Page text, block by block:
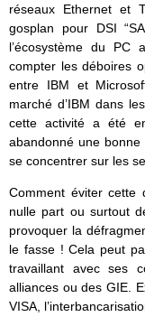
réseaux Ethernet et
gosplan pour DSI
l’écosystème du PC
compter les déboires
entre IBM et
marché d’IBM dans
cette activité a été
abandonné une
se concentrer sur les
Comment éviter cette
nulle part ou surtout
provoquer la
le fasse ! Cela peut
travaillant avec ses
alliances ou des GIE.
VISA,